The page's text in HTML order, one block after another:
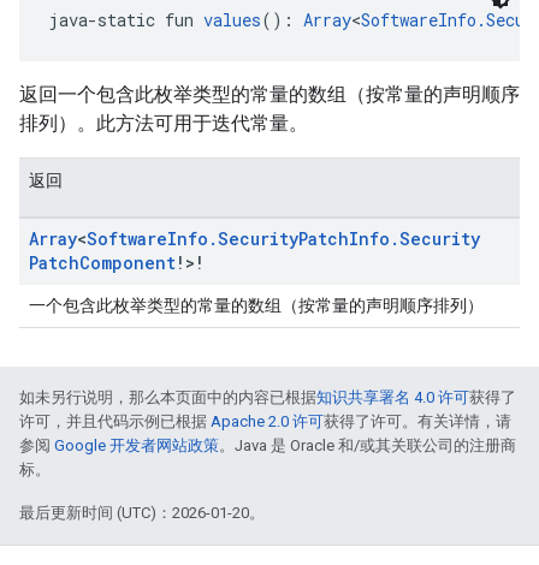
java-static fun values(): Array<
返回一个包含此枚举类型的常量的数组（按常量的声明顺序
排列）。此方法可用于迭代常量。
返回
Array<SoftwareInfo .SecurityPatchInfo .Security
PatchComponent!>!
一个包含此枚举类型的常量的数组（按常量的声明顺序排列）
如未另行说明，那么本页面中的内容已根据知识共享署名 4.0 许可获得了
许可，并且代码示例已根据 Apache 2.0 许可获得了许可。有关详情，请
参阅 Google 开发者网站政策。Java 是 Oracle 和/或其关联公司的注册商
标。
最后更新时间 (UTC)：2026-01-20。